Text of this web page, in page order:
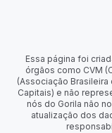
Essa página foi
órgãos como CVM
(Associação
Capitais) e não
nós do Gorila não
atualização dos